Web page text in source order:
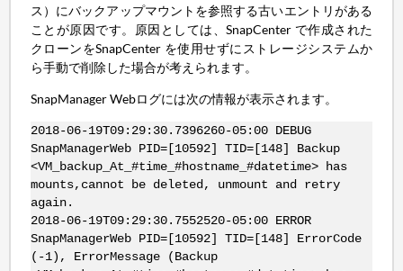
ス）にバックアップマウントを参照する古いエントリがある
ことが原因です。原因としては、SnapCenter で作成された
クローンをSnapCenter を使用せずにストレージシステムか
ら手動で削除した場合が考えられます。
SnapManager Webログには次の情報が表示されます。
2018-06-19T09:29:30.7396260-05:00 DEBUG
SnapManagerWeb PID=[10592] TID=[148] Backup
<VM_backup_At_#time_#hostname_#datetime> has
mounts,cannot be deleted, unmount and retry
again.
2018-06-19T09:29:30.7552520-05:00 ERROR
SnapManagerWeb PID=[10592] TID=[148] ErrorCode
(-1), ErrorMessage (Backup